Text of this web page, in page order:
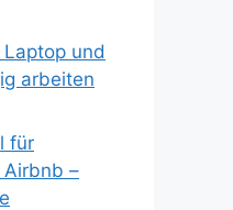
und
arbeiten
für
Airbnb –